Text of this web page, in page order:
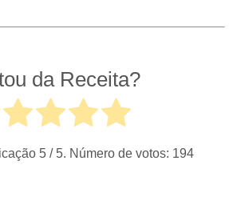
da Receita?
5 / 5. Número de votos: 194